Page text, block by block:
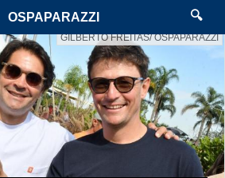
OSPAPARAZZI 🔍
GILBERTO FREITAS/ OSPAPARAZZI